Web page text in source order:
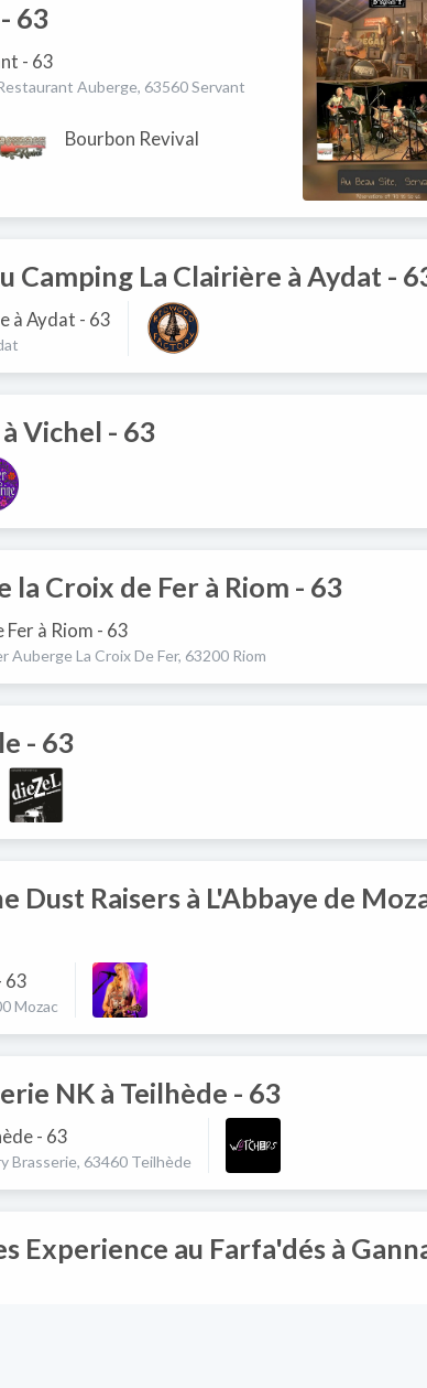
63
- 63
Auberge, 63560 Servant
Bourbon Revival
Camping La Clairière à Aydat -
à Aydat - 63
Vichel - 63
la Croix de Fer à Riom - 63
à Riom - 63
Auberge La Croix De Fer, 63200 Riom
- 63
Dust Raisers à L'Abbaye de
63
Mozac
NK à Teilhède - 63
- 63
Brasserie, 63460 Teilhède
Experience au Farfa'dés à